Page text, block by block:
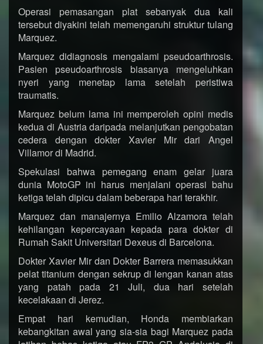
Operasi pemasangan plat sebanyak dua kali
tersebut diyakini telah memengaruhi struktur tulang
Marquez.
Marquez didiagnosis mengalami pseudoarthrosis.
Pasien pseudoarthrosis biasanya mengeluhkan
nyeri yang menetap lama setelah peristiwa
traumatis.
Marquez belum lama ini memperoleh opini medis
kedua di Austria daripada melanjutkan pengobatan
cedera dengan dokter Xavier Mir dari Angel
Villamor di Madrid.
Spekulasi bahwa pemegang enam gelar juara
dunia MotoGP ini harus menjalani operasi bahu
ketiga telah dipicu dalam beberapa hari terakhir.
Marquez dan manajernya Emilio Alzamora telah
kehilangan kepercayaan kepada para dokter di
Rumah Sakit Universitari Dexeus di Barcelona.
Dokter Xavier Mir dan Dokter Barrera memasukkan
pelat titanium dengan sekrup di lengan kanan atas
yang patah pada 21 Juli, dua hari setelah
kecelakaan di Jerez.
Empat hari kemudian, Honda membiarkan
kebangkitan awal yang sia-sia bagi Marquez pada